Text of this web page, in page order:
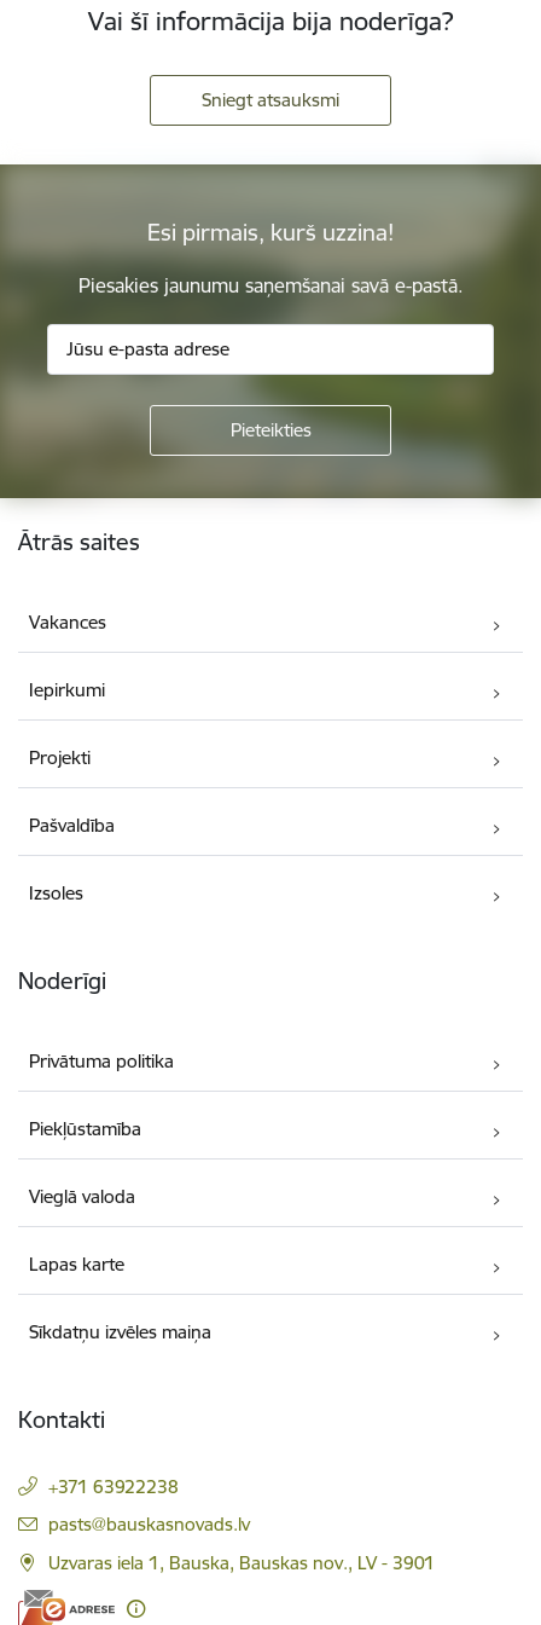
Vai šī informācija bija noderīga?
Sniegt atsauksmi
Esi pirmais, kurš uzzina!
Piesakies jaunumu saņemšanai savā e-pastā.
Kājene
Ātrās saites
Vakances
Iepirkumi
Projekti
Pašvaldība
Izsoles
Noderīgi
Privātuma politika
Piekļūstamība
Vieglā valoda
Lapas karte
Sīkdatņu izvēles maiņa
Kontakti
+371 63922238
E-pasts:
pasts@bauskasnovads.lv
Uzvaras iela 1, Bauska, Bauskas nov., LV - 3901